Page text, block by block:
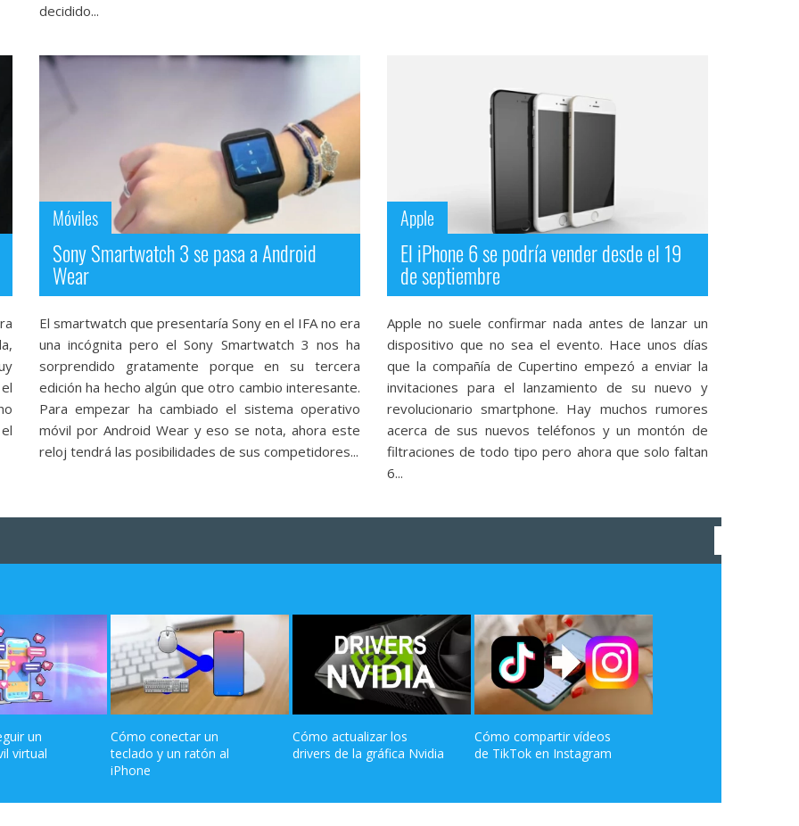
decidido...
Móviles
Sony Smartwatch 3 se pasa a Android
Wear
El smartwatch que presentaría Sony en el IFA no era
una incógnita pero el Sony Smartwatch 3 nos ha
sorprendido gratamente porque en su tercera
edición ha hecho algún que otro cambio interesante.
Para empezar ha cambiado el sistema operativo
móvil por Android Wear y eso se nota, ahora este
reloj tendrá las posibilidades de sus competidores...
Apple
El iPhone 6 se podría vender desde el 19
de septiembre
Apple no suele confirmar nada antes de lanzar un
dispositivo que no sea el evento. Hace unos días
que la compañía de Cupertino empezó a enviar la
invitaciones para el lanzamiento de su nuevo y
revolucionario smartphone. Hay muchos rumores
acerca de sus nuevos teléfonos y un montón de
filtraciones de todo tipo pero ahora que solo faltan
6...
un
virtual
Cómo conectar un
teclado y un ratón al
iPhone
Cómo actualizar los
drivers de la gráfica Nvidia
Cómo compartir vídeos
de TikTok en Instagram